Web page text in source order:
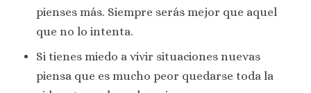
pienses más. Siempre serás mejor que aquel
que no lo intenta.
Si tienes miedo a vivir situaciones nuevas
piensa que es mucho peor quedarse toda la